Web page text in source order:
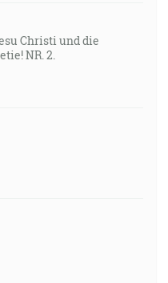
Christi und die
NR. 2.